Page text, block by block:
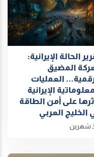
الحالة الإيرانية:
المضيق
العمليات
الإيرانية
على أمن الطاقة
الخليج العربي
شهرين